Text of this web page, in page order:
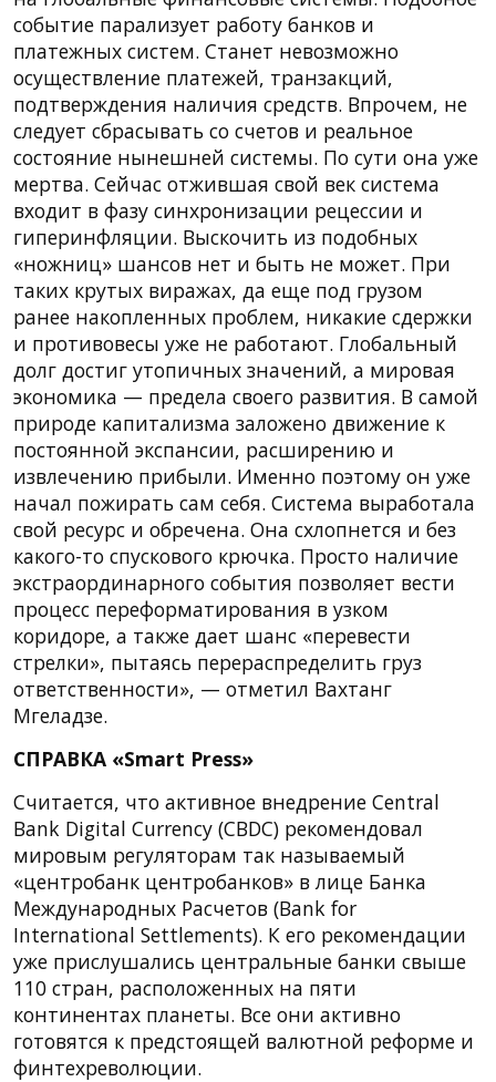
событие парализует работу банков и
платежных систем. Станет невозможно
осуществление платежей, транзакций,
подтверждения наличия средств. Впрочем, не
следует сбрасывать со счетов и реальное
состояние нынешней системы. По сути она уже
мертва. Сейчас отжившая свой век система
входит в фазу синхронизации рецессии и
гиперинфляции. Выскочить из подобных
«ножниц» шансов нет и быть не может. При
таких крутых виражах, да еще под грузом
ранее накопленных проблем, никакие сдержки
и противовесы уже не работают. Глобальный
долг достиг утопичных значений, а мировая
экономика — предела своего развития. В самой
природе капитализма заложено движение к
постоянной экспансии, расширению и
извлечению прибыли. Именно поэтому он уже
начал пожирать сам себя. Система выработала
свой ресурс и обречена. Она схлопнется и без
какого-то спускового крючка. Просто наличие
экстраординарного события позволяет вести
процесс переформатирования в узком
коридоре, а также дает шанс «перевести
стрелки», пытаясь перераспределить груз
ответственности», — отметил Вахтанг
Мгеладзе.
СПРАВКА «Smart Press»
Считается, что активное внедрение Central
Bank Digital Currency (CBDC) рекомендовал
мировым регуляторам так называемый
«центробанк центробанков» в лице Банка
Международных Расчетов (Bank for
International Settlements). К его рекомендации
уже прислушались центральные банки свыше
110 стран, расположенных на пяти
континентах планеты. Все они активно
готовятся к предстоящей валютной реформе и
финтехреволюции.